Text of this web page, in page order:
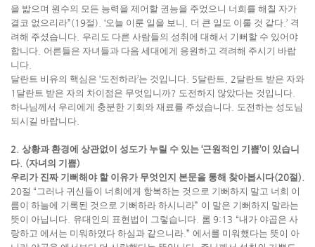
을 밟으며 원수의 모든 능력을 제어할 권능을 주었으니 너희를 해칠 자가
결코 없으리라”(19절). ‘오늘 이룬 일을 보니 더 큰 일도 이룰 것 같다 .’ 격
려해 주셨습니다 우리도 다른 사람들의 성취에 대해서 기뻐할 수 있어야
합니다 어른들은 자녀들과 다음 세대에게 응원하고 격려해 주시기 바랍
니다
달란트 비유의 핵심은 ‘도전하라’는 것입니다 . 5달란트 , 2달란트 받은 자와
1 달란트 받은 자의 차이점은 무엇입니까? 도전하지 않았다는 것입니다
하나님께서 우리에게 충분한 기회와 재료를 주셨습니다 도전하는 성도님
되시길 바랍니다
2. 상황과 환경에 상관없이 성도가 누릴 수 있는 ‘근원적인 기쁨’이 있습니
다. (자녀의 기쁨)
우리가 진짜 기뻐해야 할 이유가 무엇인지 본문을 통해 찾아봅시다(20절).
20절 “그러나 귀신들이 너희에게 항복하는 것으로 기뻐하지 말고 너희 이
름이 하늘에 기록된 것으로 기뻐하라 하시니라” 이 말은 기뻐하지 말라는
뜻이 아닙니다 유대인의 표현법이 그렇습니다 롬 9:13 “내가 야곱은 사
랑하고 에서는 미워하였다 하심과 같으니라 .” 에서를 미워했다는 뜻이 아